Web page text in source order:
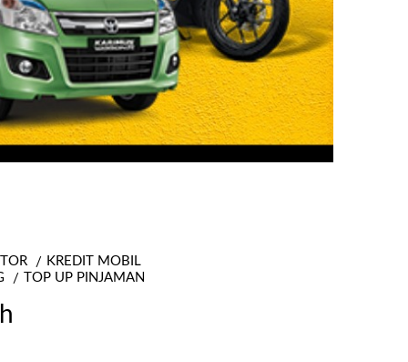
KREDIT MOBIL
TOP UP PINJAMAN